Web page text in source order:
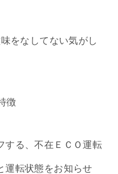
をなしてない気がし
徴
する、不在ＥＣＯ運転
運転状態をお知らせ